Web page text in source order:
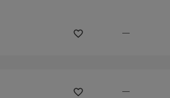
—
—